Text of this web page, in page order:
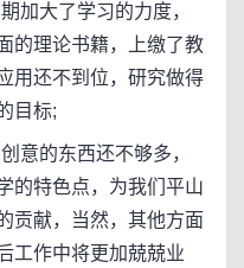
大了学习的力度，
的理论书籍，上缴了教
用还不到位，研究做得
目标;
的东西还不够多，
的特色点，为我们平山
贡献，当然，其他方面
工作中将更加兢兢业